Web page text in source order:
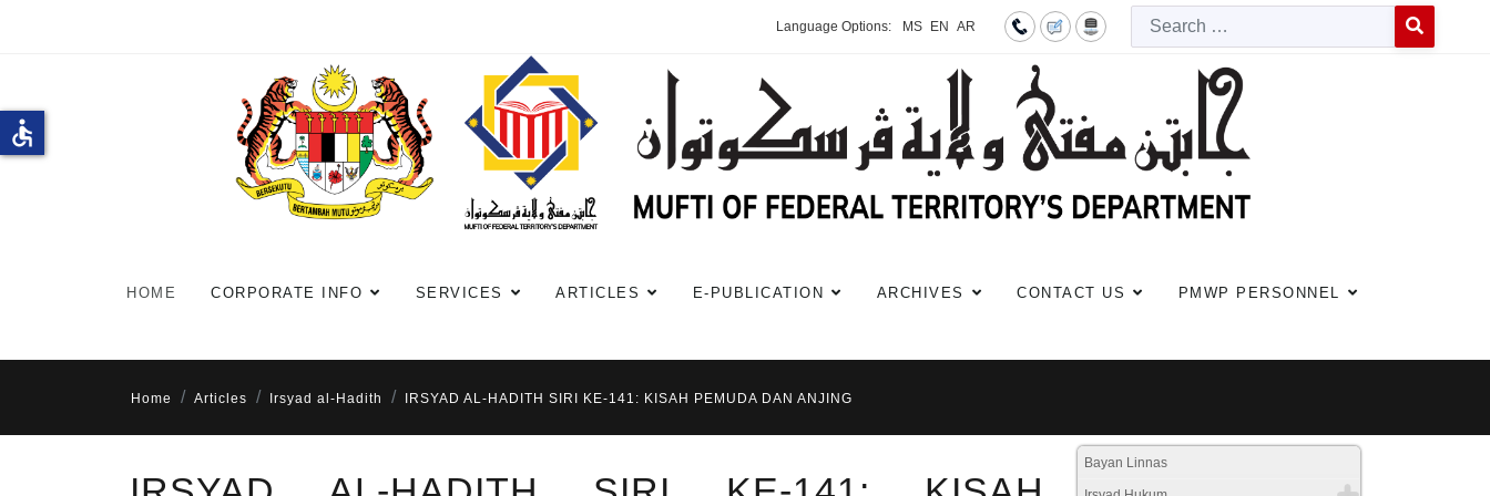
Language Options: MS EN AR
HOME CORPORATE INFO SERVICES ARTICLES E-PUBLICATION ARCHIVES CONTACT US PMWP PERSONNEL
Home Articles Irsyad al-Hadith IRSYAD AL-HADITH SIRI KE-141: KISAH PEMUDA DAN ANJING
Bayan Linnas
accessible